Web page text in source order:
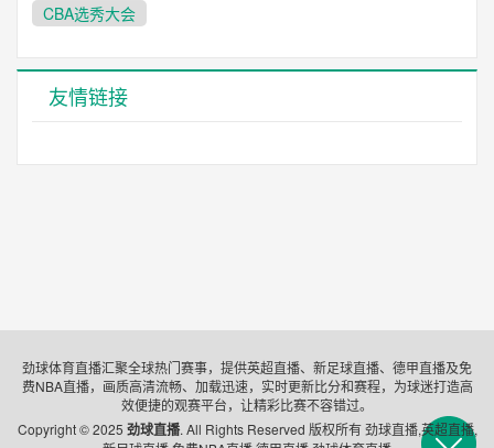
CBA选秀大会
友情链接
劲球体育直播汇聚全球热门赛事，提供英超直播、新足球直播、德甲直播及免
费NBA直播，画质高清流畅、加载迅速，实时更新比分和赛程，为球迷打造高
效便捷的观赛平台，让精彩比赛不容错过。
Copyright © 2025 劲球直播. All Rights Reserved 版权所有 劲球直播,英超直播,